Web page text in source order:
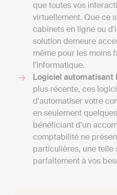
que toutes vos
virtuellement. Que ce
cabinets en ligne ou
solution demeure
même pour les moins
l'informatique.
Logiciel
plus récente, ces
d'automatiser votre
en seulement
bénéficiant d'un
comptabilité ne
particulières, une telle
parfaitement à vos